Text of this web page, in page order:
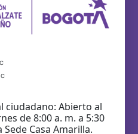
ciudadano: Abierto al
de 8:00 a. m. a 5:30
Casa Amarilla.